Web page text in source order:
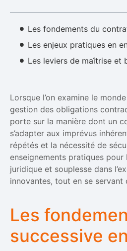
Les fondements du
Les enjeux pratiques en
Les leviers de maîtrise et
Lorsque l’on examine le
gestion des obligations
porte sur la manière dont un
s’adapter aux imprévus
répétés et la nécessité de
enseignements pratiques
juridique et souplesse dans
innovantes, tout en se
Les
successive